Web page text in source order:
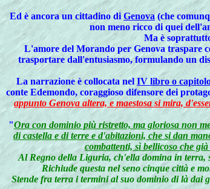
Edè ancora un cittadino diGenova(che
non meno ricco di quei
Ma è
L'amore del Morando per Genova traspare
trasportare dall'entusiasmo, formulando un
La narrazione è collocata nelIV libro o
conte Edemondo, coraggioso difensore dei
appunto Genova altera, e maestosa si mira,
"Ora con dominio più ristretto, ma gloriosa non
di castella e di terre e d'abitazioni, che si dan
combattenti, sì bellicoso che
Al Regno della Liguria, ch'ella domina in terra,
Richiude questa nel seno cinque città e
Stende fra terra i termini al suo dominio di là dai